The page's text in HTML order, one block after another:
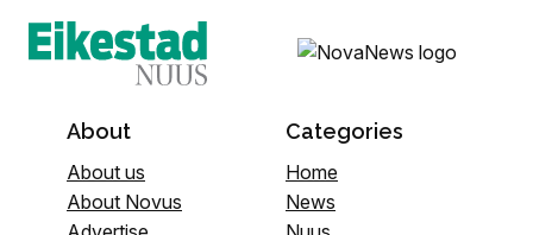
About
About us
About Novus
Categories
Home
News